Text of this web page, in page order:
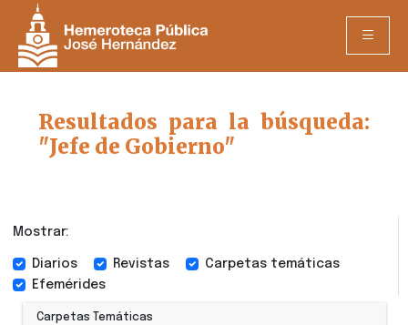
Resultados para la búsqueda:
"Jefe de Gobierno"
Mostrar:
Diarios Revistas
Carpetas temáticas
Efemérides
Carpetas Temáticas